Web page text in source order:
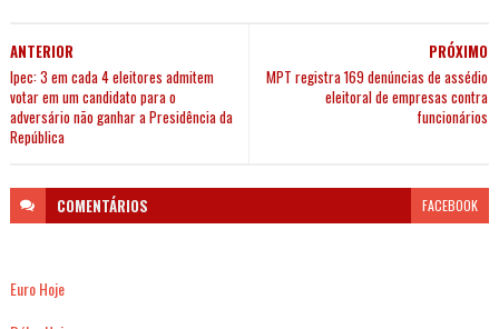
PRÓXIMO
MPT registra 169 denúncias de assédio
eleitoral de empresas contra
funcionários
ANTERIOR
Ipec: 3 em cada 4 eleitores admitem
votar em um candidato para o
adversário não ganhar a Presidência da
República
COMENTÁRIOS FACEBOOK
Euro Hoje